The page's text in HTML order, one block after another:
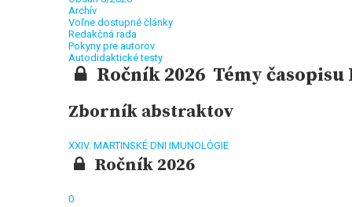
Archív
Voľne dostupné články
Redakčná rada
Pokyny pre autorov
Autodidaktické testy
Ročník 2026 Témy
Zborník abstraktov
XXIV. MARTINSKÉ DNI IMUNOLÓGIE
Ročník 2026
0